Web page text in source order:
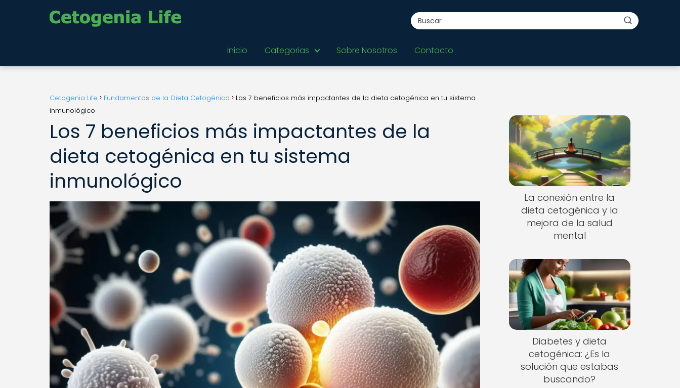
Inicio Categorias Sobre Nosotros Contacto
Cetogenia Life Fundamentos de la Dieta Cetogénica
Los 7 beneficios más impactantes de la dieta cetogénica en tu sistema
inmunológico
Los 7 beneficios más impactantes de la
dieta cetogénica en tu sistema
inmunológico
La conexión entre la
dieta cetogénica y la
mejora de la salud
mental
Diabetes y dieta
cetogénica: ¿Es la
solución que estabas
buscando?